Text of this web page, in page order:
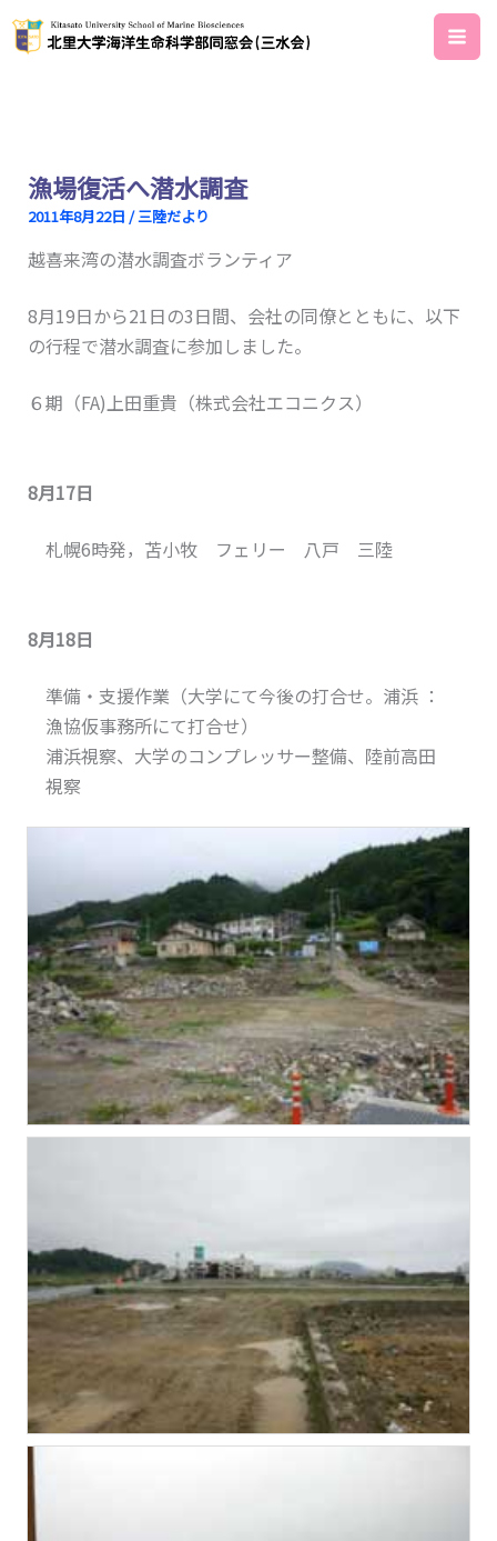
内
容
漁場復活へ潜水調査
2011年8月22日 /三陸だより
越喜来湾の潜水調査ボランティア
8月19日から21日の3日間、会社の同僚とともに、以下
の行程で潜水調査に参加しました。
６期（FA)上田重貴（株式会社エコニクス）
8月17日
札幌6時発，苫小牧 フェリー 八戸 三陸
8月18日
準備・支援作業（大学にて今後の打合せ。浦浜 ：
漁協仮事務所にて打合せ）
浦浜視察、大学のコンプレッサー整備、陸前高田
視察